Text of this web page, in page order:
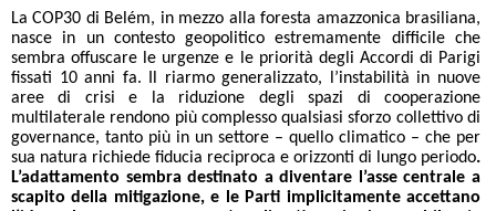
La COP30 di Belém, in mezzo alla foresta amazzonica brasiliana,
nasce in un contesto geopolitico estremamente difficile che
sembra offuscare le urgenze e le priorità degli Accordi di Parigi
fissati 10 anni fa. Il riarmo generalizzato, l’instabilità in nuove
aree di crisi e la riduzione degli spazi di cooperazione
multilaterale rendono più complesso qualsiasi sforzo collettivo di
governance, tanto più in un settore – quello climatico – che per
sua natura richiede fiducia reciproca e orizzonti di lungo periodo.
L’adattamento sembra destinato a diventare l’asse centrale a
scapito della mitigazione, e le Parti implicitamente accettano